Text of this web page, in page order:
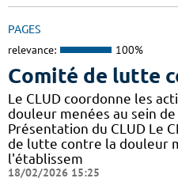
PAGES
relevance: 100%
Comité de lutte
Le CLUD coordonne les
douleur menées au sein
Présentation du CLUD Le
de lutte contre la douleur
l'établissem
18/02/2026 15:25